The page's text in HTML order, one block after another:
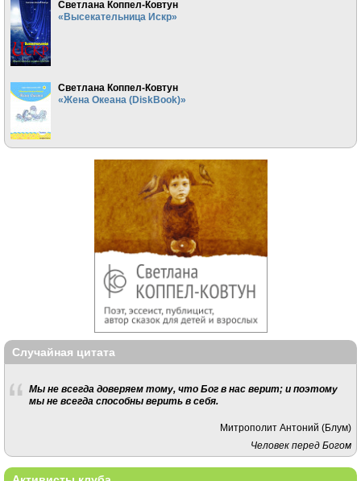
Светлана Коппел-Ковтун
«Высекательница Искр»
Светлана Коппел-Ковтун
«Жена Океана (DiskBook)»
Случайная цитата
Мы не всегда доверяем тому, что Бог в нас верит; и поэтому
мы не всегда способны верить в себя.
Митрополит Антоний (Блум)
Человек перед Богом